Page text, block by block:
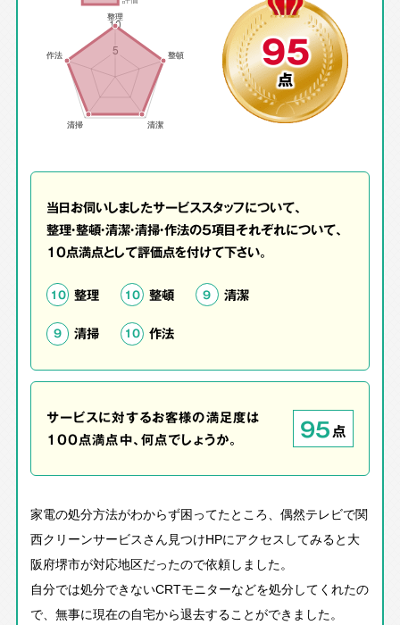
95
点
当日お伺いしましたサービススタッフについて、
整理・整頓・清潔・清掃・作法の5項目それぞれについて、
10点満点として評価点を付けて下さい。
10 整理 10 整頓 9 清潔
9 清掃 10 作法
サービスに対するお客様の満足度は
100点満点中、何点でしょうか。
95点
家電の処分方法がわからず困ってたところ、偶然テレビで関
西クリーンサービスさん見つけHPにアクセスしてみると大
阪府堺市が対応地区だったので依頼しました。
自分では処分できないCRTモニターなどを処分してくれたの
で、無事に現在の自宅から退去することができました。